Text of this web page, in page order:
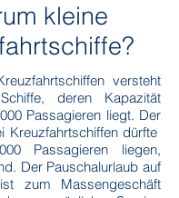
kleine
versteht
deren Kapazität
Passagieren liegt. Der
Kreuzfahrtschiffen dürfte
Passagieren liegen,
Der Pauschalurlaub auf
zum Massengeschäft